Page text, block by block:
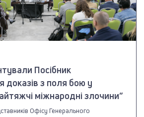
Посібник
доказів з поля бою у
міжнародні злочини”
Офісу Генерального